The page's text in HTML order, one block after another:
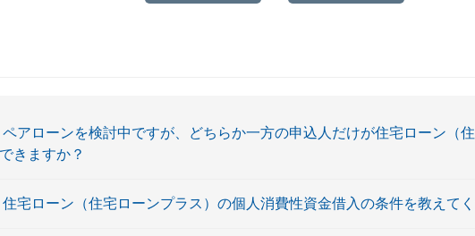
ペアローンを検討中ですが、どちらか一方の申込人だけが住宅ローン（
きますか？
住宅ローン（住宅ローンプラス）の個人消費性資金借入の条件を教えてく